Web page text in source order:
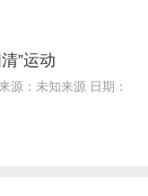
”运动
源：未知来源 日期：